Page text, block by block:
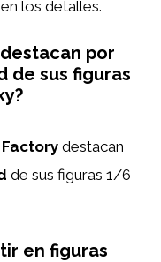
los detalles.
por
de sus figuras
Factorydestacan
de sus figuras 1/6
en figuras